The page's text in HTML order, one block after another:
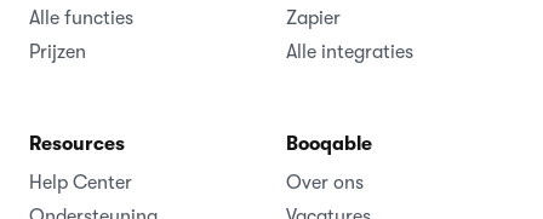
Alle functies
Prijzen
Zapier
Alle integraties
Resources
Help Center
Booqable
Over ons